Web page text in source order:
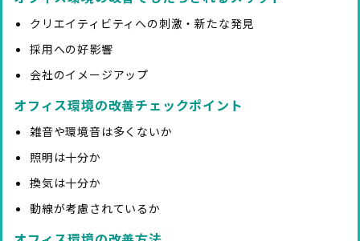
クリエイティビティへの刺激・新たな発見
採用への好影響
会社のイメージアップ
オフィス環境の改善チェックポイント
雑音や環境音は多くないか
照明は十分か
換気は十分か
動線が考慮されているか